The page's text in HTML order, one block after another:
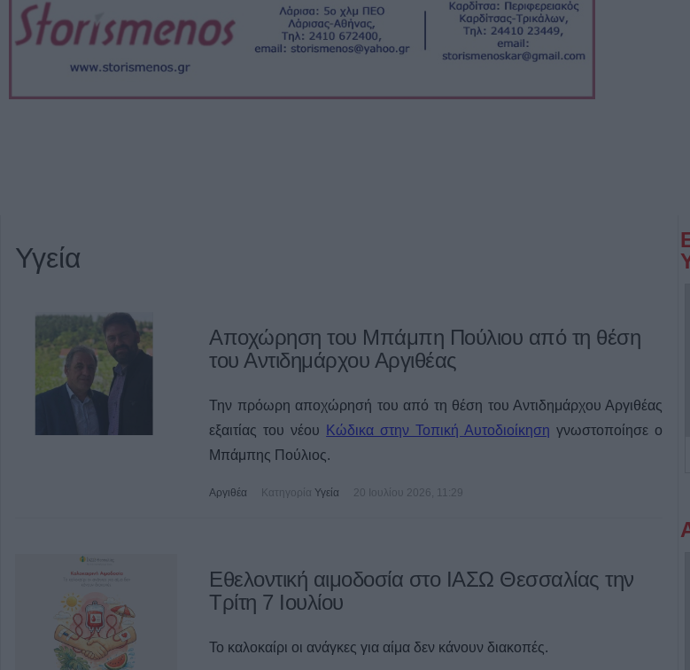
Υγεία
Αποχώρηση του Μπάμπη Πούλιου από τη θέση
του Αντιδημάρχου Αργιθέας
Την πρόωρη αποχώρησή του από τη θέση του Αντιδημάρχου Αργιθέας
εξαιτίας του νέου
Κώδικα στην Τοπική Αυτοδιοίκηση γνωστοποίησε ο
Μπάμπης Πούλιος.
Αργιθέα Κατηγορία Υγεία 20 Ιουλίου 2026, 11:29
Εθελοντική αιμοδοσία στο ΙΑΣΩ Θεσσαλίας την
Τρίτη 7 Ιουλίου
Το καλοκαίρι οι ανάγκες για αίμα δεν κάνουν διακοπές.